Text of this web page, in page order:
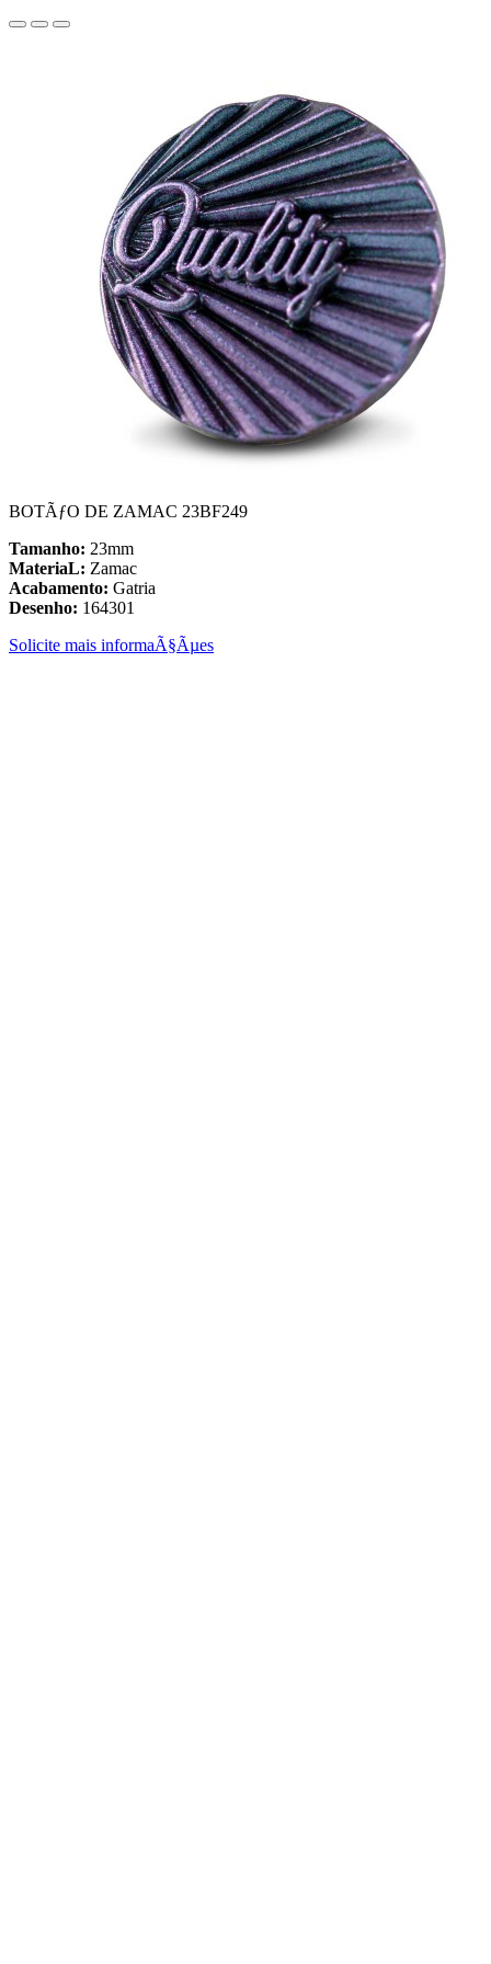
BOTÃƒO DE ZAMAC 23BF249
Tamanho: 23mm
MateriaL: Zamac
Acabamento: Gatria
Desenho: 164301
Solicite mais informaÃ§Ãµes